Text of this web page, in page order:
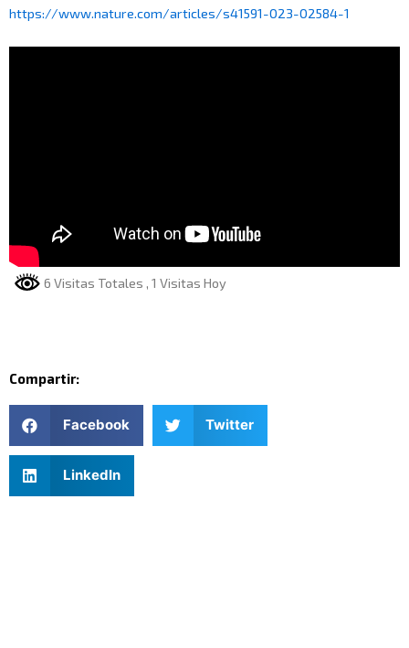
https://www.nature.com/articles/s41591-023-02584-1
6 Visitas Totales , 1 Visitas Hoy
Compartir:
Facebook Twitter
LinkedIn